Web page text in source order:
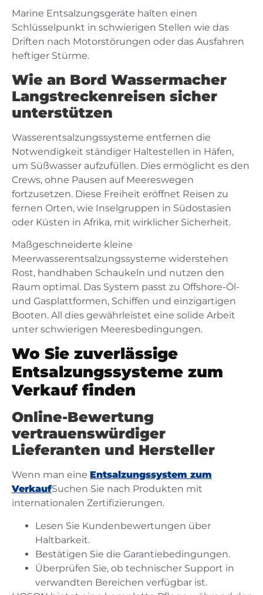
Marine Entsalzungsgeräte halten einen
Schlüsselpunkt in schwierigen Stellen wie das
Driften nach Motorstörungen oder das Ausfahren
heftiger Stürme.
Wie an Bord Wassermacher
Langstreckenreisen sicher
unterstützen
Wasserentsalzungssysteme entfernen die
Notwendigkeit ständiger Haltestellen in Häfen,
um Süßwasser aufzufüllen. Dies ermöglicht es den
Crews, ohne Pausen auf Meereswegen
fortzusetzen. Diese Freiheit eröffnet Reisen zu
fernen Orten, wie Inselgruppen in Südostasien
oder Küsten in Afrika, mit wirklicher Sicherheit.
Maßgeschneiderte kleine
Meerwasserentsalzungssysteme widerstehen
Rost, handhaben Schaukeln und nutzen den
Raum optimal. Das System passt zu Offshore-Öl-
und Gasplattformen, Schiffen und einzigartigen
Booten. All dies gewährleistet eine solide Arbeit
unter schwierigen Meeresbedingungen.
Wo Sie zuverlässige
Entsalzungssysteme zum
Verkauf finden
Online-Bewertung
vertrauenswürdiger
Lieferanten und Hersteller
Wenn man eine Entsalzungssystem zum
VerkaufSuchen Sie nach Produkten mit
internationalen Zertifizierungen.
Lesen Sie Kundenbewertungen über
Haltbarkeit.
Bestätigen Sie die Garantiebedingungen.
Überprüfen Sie, ob technischer Support in
verwandten Bereichen verfügbar ist.